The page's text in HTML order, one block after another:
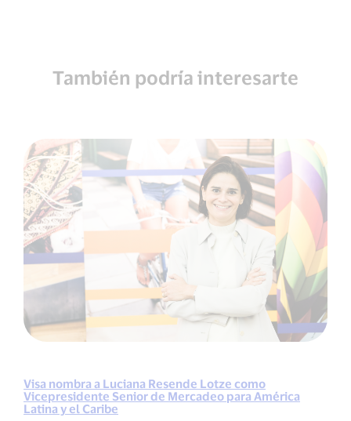
También podría interesarte
Visa nombra a Luciana Resende Lotze como
Vicepresidente Senior de Mercadeo para América
Latina y el Caribe